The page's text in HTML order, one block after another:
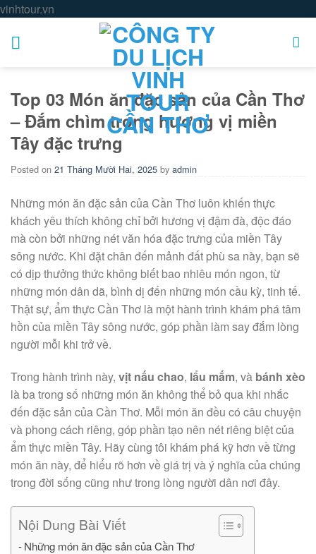
vinhtour.vn
Top 03 Món ăn đặc sản của Cần Thơ
– Đắm chìm trong hương vị miền
Tây đặc trưng
Posted on 21 Tháng Mười Hai, 2025 by admin
Những món ăn đặc sản của Cần Thơ luôn khiến thực
khách yêu thích không chỉ bởi hương vị đậm đà, độc đáo
mà còn bởi những nét văn hóa đặc trưng của miền Tây
sông nước. Khi đặt chân đến mảnh đất phù sa này, bạn sẽ
có dịp thưởng thức không biết bao nhiêu món ngon, từ
những món dân dã, bình dị đến những món cầu kỳ, tinh tế.
Thật sự, ẩm thực Cần Thơ là một hành trình khám phá tâm
hồn của miền Tây sông nước, góp phần làm say đắm lòng
người mỗi khi trở về.
Trong hành trình này, vịt nấu chao, lẩu mắm, và bánh xèo
là ba trong số những món ăn không thể bỏ qua khi nhắc
đến đặc sản của Cần Thơ. Mỗi món ăn đều có câu chuyện
và phong cách riêng, góp phần tạo nên nét riêng biệt của
ẩm thực miền Tây. Hãy cùng tôi khám phá kỹ hơn về từng
món ăn này, để hiểu rõ hơn về giá trị và ý nghĩa của chúng
trong đời sống cũng như trong lòng người dân nơi đây.
Nội Dung Bài Viết
Những món ăn đặc sản của Cần Thơ